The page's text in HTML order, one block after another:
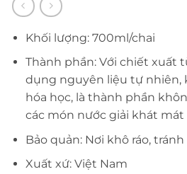
Khối lượng: 700ml/chai
Thành phần: Với chiết xuất
dụng nguyên liệu tự nhiên,
hóa học, là thành phần
các món nước giải khát
Bảo quản: Nơi khô ráo,
Xuất xứ: Việt Nam